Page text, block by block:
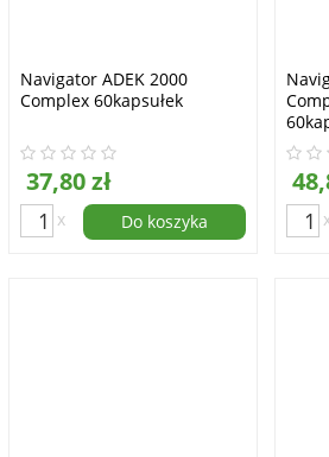
Navigator ADEK 2000
Complex 60kapsułek
37,80 zł
x Do koszyka